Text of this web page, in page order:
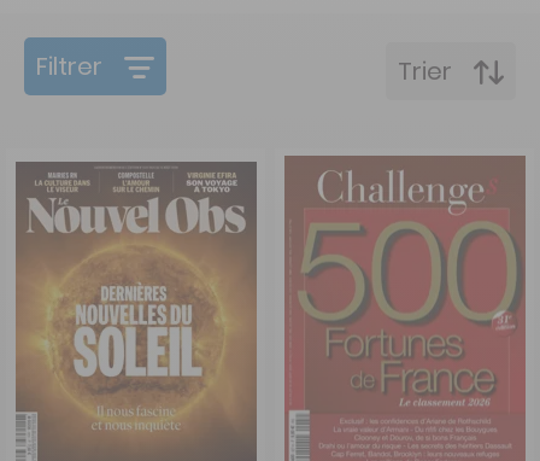
Filtrer Trier